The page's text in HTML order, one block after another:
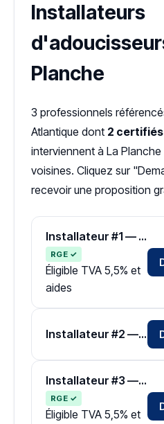
Installateurs
Planche
3 professionnels
Atlantique dont 2 certifiés
interviennent à La
voisines. Cliquez sur
recevoir une proposition
Installateur #1 — Zone Loire-Atlantique
RGE ✓
Éligible TVA 5,5% et
aides
Installateur #2 — Zone Loire-Atlantique
Installateur #3 — Zone Loire-Atlantique
RGE ✓
Éligible TVA 5,5% et